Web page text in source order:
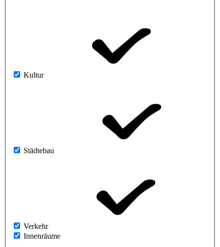
Kultur
Städtebau
Verkehr
Innenräume